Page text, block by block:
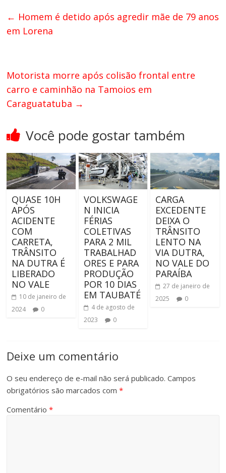
← Homem é detido após agredir mãe de 79 anos
em Lorena
Motorista morre após colisão frontal entre
carro e caminhão na Tamoios em
Caraguatatuba →
Você pode gostar também
QUASE 10H
APÓS
ACIDENTE
COM
CARRETA,
TRÂNSITO
NA DUTRA É
LIBERADO
NO VALE
10 de janeiro de
2024
0
VOLKSWAGE
N INICIA
FÉRIAS
COLETIVAS
PARA 2 MIL
TRABALHAD
ORES E PARA
PRODUÇÃO
POR 10 DIAS
EM TAUBATÉ
4 de agosto de
2023
0
CARGA
EXCEDENTE
DEIXA O
TRÂNSITO
LENTO NA
VIA DUTRA,
NO VALE DO
PARAÍBA
27 de janeiro de
2025
0
Deixe um comentário
O seu endereço de e-mail não será publicado. Campos
obrigatórios são marcados com*
Comentário*